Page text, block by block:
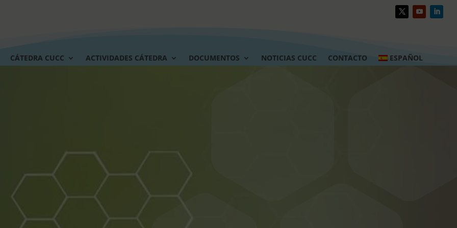
CÁTEDRA CUCC ACTIVIDADES CÁTEDRA DOCUMENTOS NOTICIAS CUCC CONTACTO ESPAÑOL